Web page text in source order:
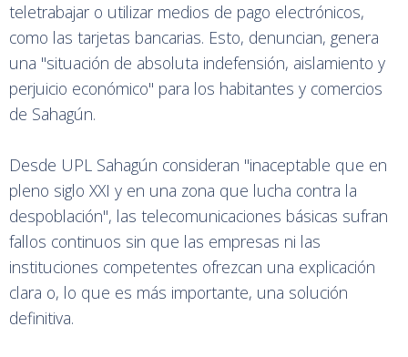
teletrabajar o utilizar medios de pago electrónicos,
como las tarjetas bancarias. Esto, denuncian, genera
una "situación de absoluta indefensión, aislamiento y
perjuicio económico" para los habitantes y comercios
de Sahagún.
Desde UPL Sahagún consideran "inaceptable que en
pleno siglo XXI y en una zona que lucha contra la
despoblación", las telecomunicaciones básicas sufran
fallos continuos sin que las empresas ni las
instituciones competentes ofrezcan una explicación
clara o, lo que es más importante, una solución
definitiva.